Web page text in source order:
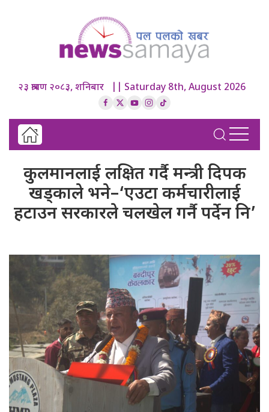
२३ श्रावण २०८३, शनिबार || Saturday 8th, August 2026
कुलमानलाई लक्षित गर्दै मन्त्री दिपक
खड्काले भने–‘एउटा कर्मचारीलाई
हटाउन सरकारले चलखेल गर्नै पर्देन नि’